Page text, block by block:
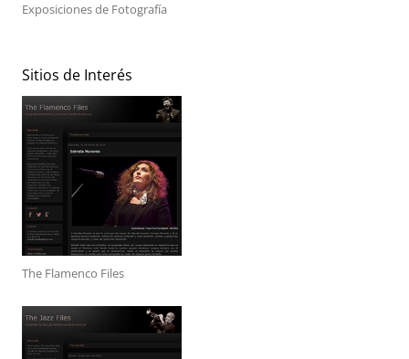
Exposiciones de Fotografía
Sitios de Interés
The Flamenco Files